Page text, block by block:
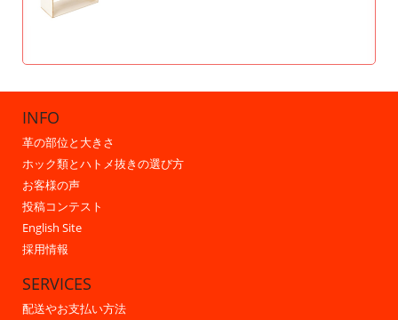
INFO
革の部位と大きさ
ホック類とハトメ抜きの選び方
お客様の声
投稿コンテスト
English Site
採用情報
SERVICES
配送やお支払い方法